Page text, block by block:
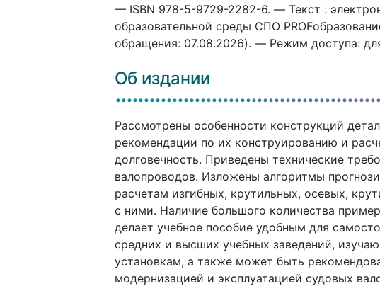
— ISBN 978-5-9729-2282-6. — Текст :
образовательной среды СПО
обращения: 07.08.2026). — Режим доступа:
Об издании
Рассмотрены особенности конструкций
рекомендации по их конструированию и
долговечность. Приведены технические
валопроводов. Изложены алгоритмы
расчетам изгибных, крутильных, осевых,
с ними. Наличие большого количества
делает учебное пособие удобным для
средних и высших учебных заведений,
установкам, а также может быть
модернизацией и эксплуатацией судовых